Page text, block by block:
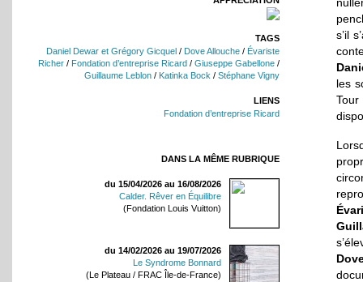
TAGS
Daniel Dewar et Grégory Gicquel / Dove Allouche / Évariste
Richer / Fondation d’entreprise Ricard / Giuseppe Gabellone /
Guillaume Leblon / Katinka Bock / Stéphane Vigny
LIENS
Fondation d’entreprise Ricard
DANS LA MÊME RUBRIQUE
du 15/04/2026 au 16/08/2026
Calder. Rêver en Équilibre
(Fondation Louis Vuitton)
du 14/02/2026 au 19/07/2026
Le Syndrome Bonnard
(Le Plateau / FRAC Île-de-France)
s’il
les